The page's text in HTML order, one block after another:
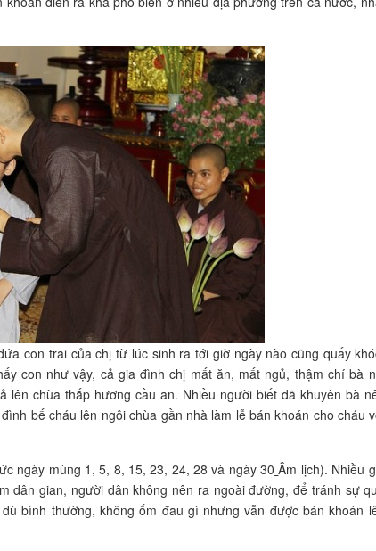
con trai của chị từ lúc sinh ra tới giờ ngày nào cũng quấy
con như vậy, cả gia đình chị mất ăn, mất ngủ, thậm chí bà
lên chùa thắp hương cầu an. Nhiều người biết đã khuyên bà
bế cháu lên ngôi chùa gần nhà làm lễ bán khoán cho cháu
ngày mùng 1, 5, 8, 15, 23, 24, 28 và ngày 30 Âm lịch). Nhiều
dân gian, người dân không nên ra ngoài đường, để tránh sự
bình thường, không ốm đau gì nhưng vẫn được bán khoán